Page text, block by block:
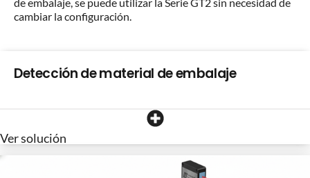
cambiar la configuración.
Detección de material de embalaje
Ver solución